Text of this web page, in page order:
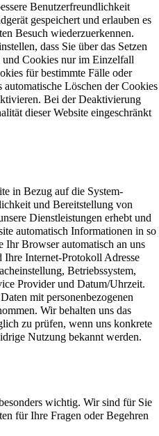
Benutzerfreundlichkeit
gespeichert und erlauben es
Besuch wiederzuerkennen.
dass Sie über das Setzen
Cookies nur im Einzelfall
für bestimmte Fälle oder
automatische Löschen der Cookies
Bei der Deaktivierung
dieser Website eingeschränkt
in Bezug auf die System-
und Bereitstellung von
Dienstleistungen erhebt und
automatisch Informationen in so
Ihr Browser automatisch an uns
Ihre Internet-Protokoll Adresse
Betriebssystem,
Provider und Datum/Uhrzeit.
mit personenbezogenen
Wir behalten uns das
zu prüfen, wenn uns konkrete
Nutzung bekannt werden.
wichtig. Wir sind für Sie
für Ihre Fragen oder Begehren